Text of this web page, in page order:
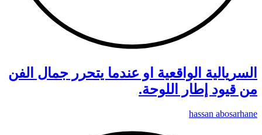
السريالية الواقعية او عندما يتحرر جمال الفن
من قيود إطار اللوحة.
hassan abosarhane